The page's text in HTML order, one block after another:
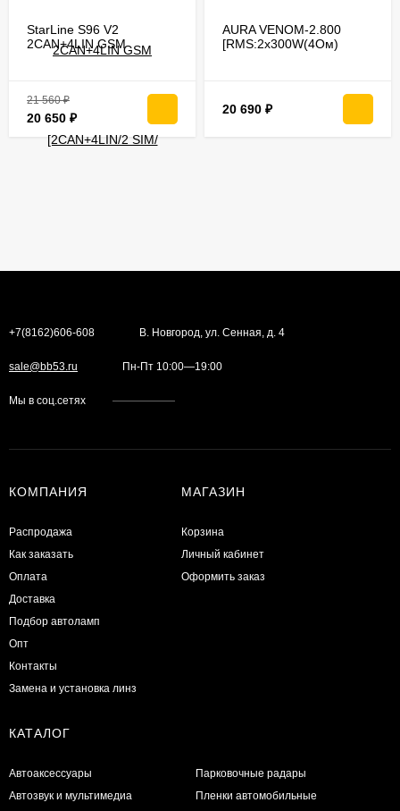
StarLine S96 V2
2CAN+4LIN GSM
[2CAN+4LIN/2 SIM/
перемещ/турботаймер]
21 560₽
20 650 ₽
AURA VENOM-2.800
[RMS:2х300W(4Ом)
20 690 ₽
+7(8162)606-608 В. Новгород, ул. Сенная, д. 4
sale@bb53.ru Пн-Пт 10:00—19:00
Мы в соц.сетях
КОМПАНИЯ
Распродажа
Как заказать
Оплата
Доставка
Подбор автоламп
Опт
Контакты
Замена и установка линз
МАГАЗИН
Корзина
Личный кабинет
Оформить заказ
КАТАЛОГ
Автоаксессуары
Автозвук и мультимедиа
Парковочные радары
Пленки автомобильные